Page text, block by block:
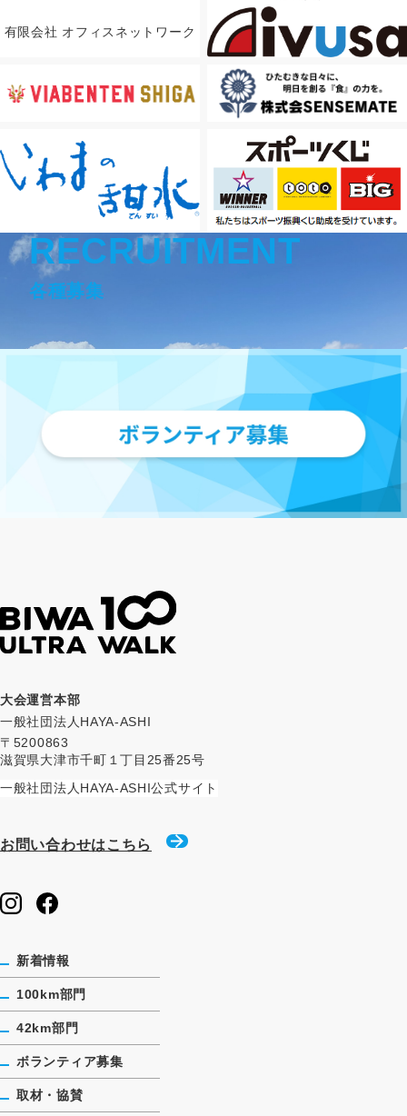
有限会社 オフィスネットワーク
各種募集
RECRUITMENT
大会運営本部
一般社団法人HAYA-ASHI
〒5200863
滋賀県大津市千町１丁目25番25号
一般社団法人HAYA-ASHI公式サイト
お問い合わせはこちら
新着情報
100km部門
42km部門
ボランティア募集
取材・協賛